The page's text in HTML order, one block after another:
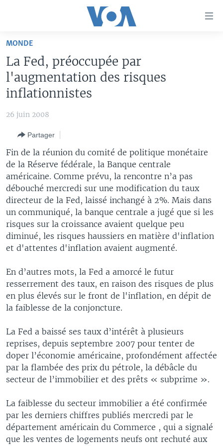
Retour
navigation
principale
Retour
recherche
AFRIQUE
ÉTATS-UNIS
TV
LE MONDE AUJOURD'HUI
FOCUS SAHEL
REPORTAGES
VOUS + NOUS
CARNET DE SANTÉ
RADIO
LE MONDE AU FÉMININ
L'AMÉRIQUE ET VOUS
DIALOGUE DES RELIGIONS
RM SHOW
LINGALA
SANGO
Apprenez L'anglais
SUIVEZ-NOUS
MONDE
La Fed, préoccupée par
l'augmentation des risques
inflationnistes
26 juin 2008
Partager
Fin de la réunion du comité de politique monétaire
de la Réserve fédérale, la Banque centrale
américaine. Comme prévu, la rencontre n’a pas
débouché mercredi sur une modification du taux
directeur de la Fed, laissé inchangé à 2%. Mais dans
un communiqué, la banque centrale a jugé que si les
risques sur la croissance avaient quelque peu
diminué, les risques haussiers en matière d'inflation
et d'attentes d'inflation avaient augmenté.
En d’autres mots, la Fed a amorcé le futur
resserrement des taux, en raison des risques de plus
en plus élevés sur le front de l'inflation, en dépit de
la faiblesse de la conjoncture.
La Fed a baissé ses taux d’intérêt à plusieurs
reprises, depuis septembre 2007 pour tenter de
doper l’économie américaine, profondément affectée
par la flambée des prix du pétrole, la débâcle du
secteur de l’immobilier et des prêts « subprime ».
La faiblesse du secteur immobilier a été confirmée
par les derniers chiffres publiés mercredi par le
département américain du Commerce , qui a signalé
que les ventes de logements neufs ont rechuté aux